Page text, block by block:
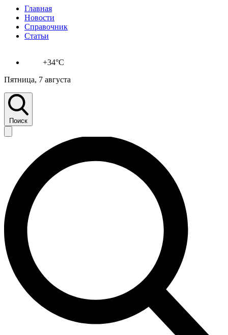
Главная
Новости
Справочник
Статьи
+34°C
Пятница, 7 августа
Поиск